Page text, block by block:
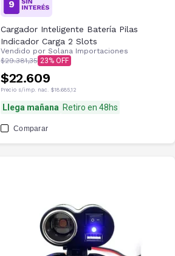
Cargador Inteligente Batería Pilas
Indicador Carga 2 Slots
Vendido por Solana Importaciones
$29.381,35 23
$22.609
Precio s/imp. nac. $18.685,12
Llega mañana Retiro en 48hs
Comparar